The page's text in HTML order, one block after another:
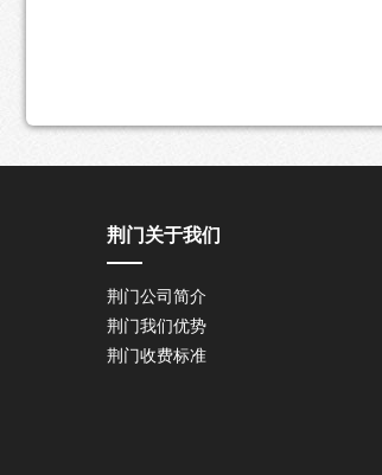
荆门关于我们
荆门公司简介
荆门我们优势
荆门收费标准